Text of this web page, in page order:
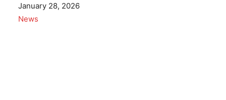
Date
January 28, 2026
In relation to
News